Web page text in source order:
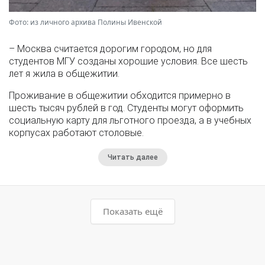
Фото: из личного архива Полины Ивенской
– Москва считается дорогим городом, но для
студентов МГУ созданы хорошие условия. Все шесть
лет я жила в общежитии.
Проживание в общежитии обходится примерно в
шесть тысяч рублей в год. Студенты могут оформить
социальную карту для льготного проезда, а в учебных
корпусах работают столовые.
Читать далее
Показать ещё